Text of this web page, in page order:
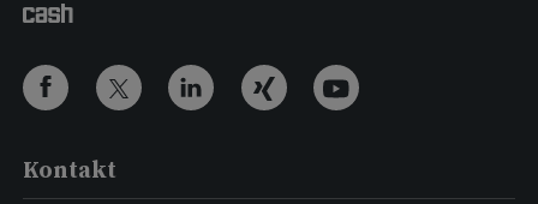
Kontakt